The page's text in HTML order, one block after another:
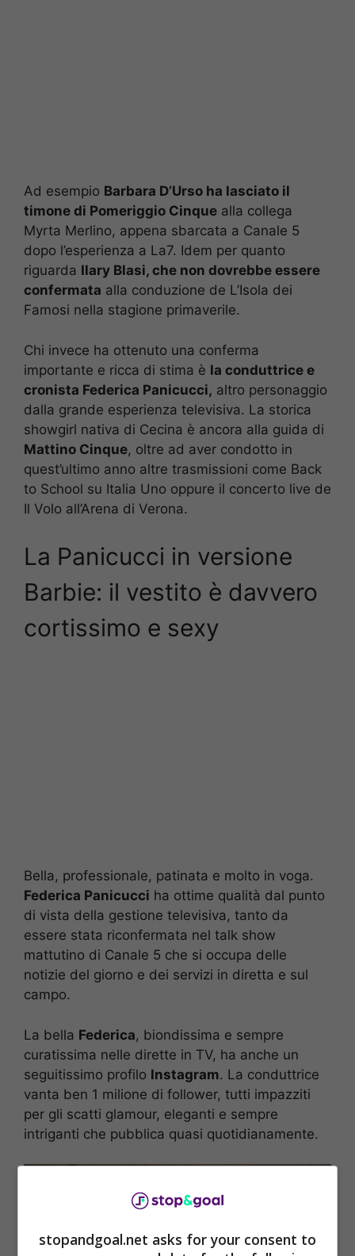
Ad esempio Barbara D’Urso ha lasciato il
timone di Pomeriggio Cinque alla collega
Myrta Merlino, appena sbarcata a Canale 5
dopo l’esperienza a La7. Idem per quanto
riguarda Ilary Blasi, che non dovrebbe essere
confermata alla conduzione de L’Isola dei
Famosi nella stagione primaverile.
Chi invece ha ottenuto una conferma
importante e ricca di stima è la conduttrice e
cronista Federica Panicucci, altro personaggio
dalla grande esperienza televisiva. La storica
showgirl nativa di Cecina è ancora alla guida di
Mattino Cinque, oltre ad aver condotto in
quest’ultimo anno altre trasmissioni come Back
to School su Italia Uno oppure il concerto live de
Il Volo all’Arena di Verona.
La Panicucci in versione
Barbie: il vestito è davvero
cortissimo e sexy
Bella, professionale, patinata e molto in voga.
Federica Panicucci ha ottime qualità dal punto
di vista della gestione televisiva, tanto da
essere stata riconfermata nel talk show
mattutino di Canale 5 che si occupa delle
notizie del giorno e dei servizi in diretta e sul
campo.
La bella Federica, biondissima e sempre
curatissima nelle dirette in TV, ha anche un
seguitissimo profilo Instagram. La conduttrice
vanta ben 1 milione di follower, tutti impazziti
per gli scatti glamour, eleganti e sempre
intriganti che pubblica quasi quotidianamente.
stopandgoal.net asks for your consent to